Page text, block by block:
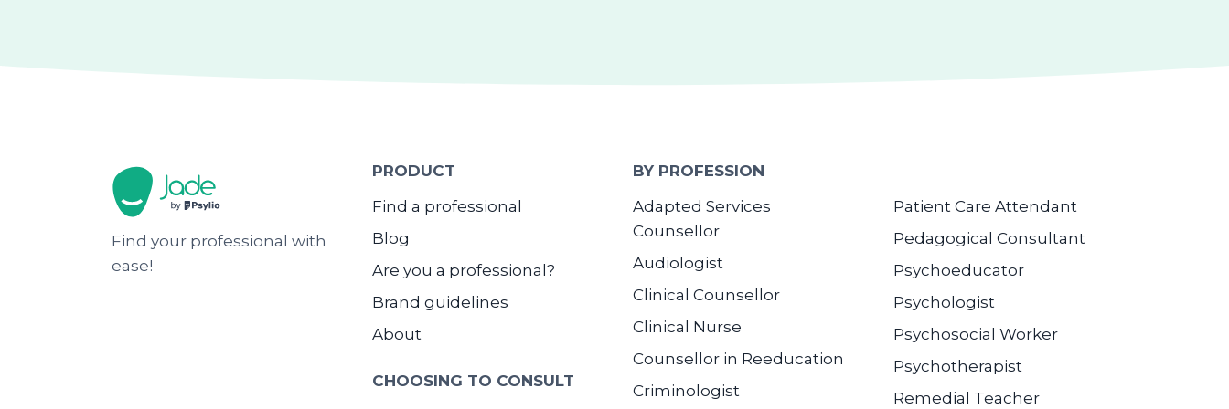
Find your professional with
ease!
PRODUCT
Find a professional
Blog
Are you a professional?
Brand guidelines
About
CHOOSING TO CONSULT
BY PROFESSION
Adapted Services
Counsellor
Audiologist
Clinical Counsellor
Clinical Nurse
Counsellor in Reeducation
Criminologist
Patient Care Attendant
Pedagogical Consultant
Psychoeducator
Psychologist
Psychosocial Worker
Psychotherapist
Remedial Teacher